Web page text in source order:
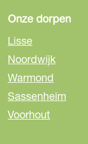
n
a
o
p
F
a
c
e
n
o
p
e
-
m
a
n
p
W
h
Onze dorpen
Lisse
Noordwijk
Warmond
Sassenheim
Voorhout